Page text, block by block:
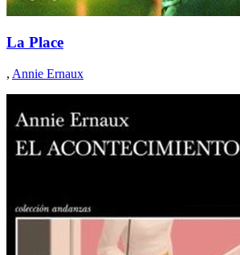
La Place
, Annie Ernaux